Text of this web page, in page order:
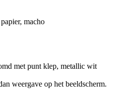
macho
met punt klep, metallic wit
weergave op het beeldscherm.